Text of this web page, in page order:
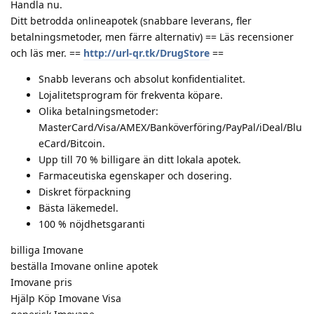
Handla nu.
Ditt betrodda onlineapotek (snabbare leverans, fler
betalningsmetoder, men färre alternativ) == Läs recensioner
och läs mer. == http://url-qr.tk/DrugStore ==
Snabb leverans och absolut konfidentialitet.
Lojalitetsprogram för frekventa köpare.
Olika betalningsmetoder:
MasterCard/Visa/AMEX/Banköverföring/PayPal/iDeal/Blu
eCard/Bitcoin.
Upp till 70 % billigare än ditt lokala apotek.
Farmaceutiska egenskaper och dosering.
Diskret förpackning
Bästa läkemedel.
100 % nöjdhetsgaranti
billiga Imovane
beställa Imovane online apotek
Imovane pris
Hjälp Köp Imovane Visa